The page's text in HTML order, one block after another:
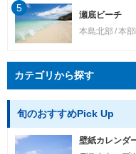
瀬底ビーチ
本島北部 本
5
カテゴリから探す
旬のおすすめPick Up
壁紙カレンダ